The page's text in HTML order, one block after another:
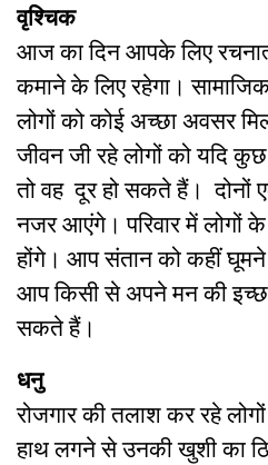
वृश्चिक
आज का दिन आपके लिए
कमाने के लिए रहेगा।
लोगों को कोई अच्छा अवसर
जीवन जी रहे लोगों को यदि
तो वह दूर हो सकते हैं। दोनों
नजर आएंगे। परिवार में लोगों
होंगे। आप संतान को कहीं
आप किसी से अपने मन की
सकते हैं।
धनु
रोजगार की तलाश कर रहे
हाथ लगने से उनकी खुशी का